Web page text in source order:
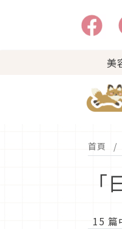
美
首頁
15 篇